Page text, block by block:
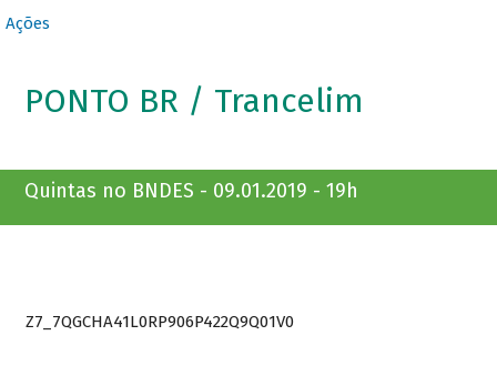
Ações
PONTO BR / Trancelim
Quintas no BNDES - 09.01.2019 - 19h
Z7_7QGCHA41L0RP906P422Q9Q01V0